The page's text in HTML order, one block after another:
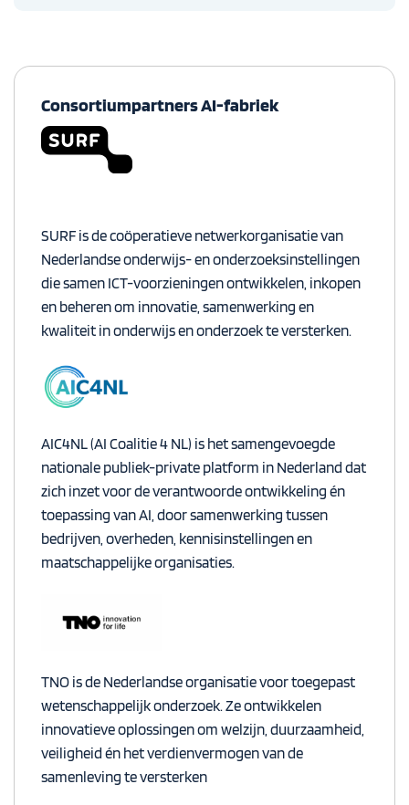
Consortiumpartners AI-fabriek
SURF is de coöperatieve netwerkorganisatie van
Nederlandse onderwijs- en onderzoeksinstellingen
die samen ICT-voorzieningen ontwikkelen, inkopen
en beheren om innovatie, samenwerking en
kwaliteit in onderwijs en onderzoek te versterken.
AIC4NL (AI Coalitie 4 NL) is het samengevoegde
nationale publiek-private platform in Nederland dat
zich inzet voor de verantwoorde ontwikkeling én
toepassing van AI, door samenwerking tussen
bedrijven, overheden, kennisinstellingen en
maatschappelijke organisaties.
TNO is de Nederlandse organisatie voor toegepast
wetenschappelijk onderzoek. Ze ontwikkelen
innovatieve oplossingen om welzijn, duurzaamheid,
veiligheid én het verdienvermogen van de
samenleving te versterken